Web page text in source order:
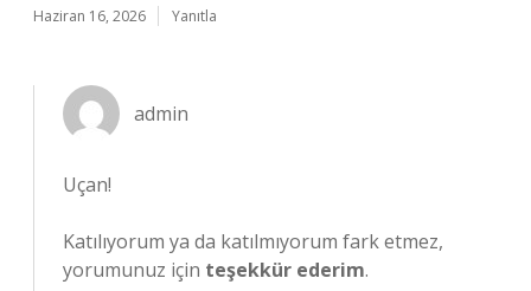
Haziran 16, 2026 Yanıtla
admin
Uçan!
Katılıyorum ya da katılmıyorum fark etmez,
yorumunuz için teşekkür ederim.